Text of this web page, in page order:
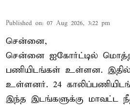
Published on: 07 Aug 2026, 3:22 pm
சென்னை,
சென்னை ஐகோர்ட்டில்
பணியிடங்கள் உள்ளன. இதில்
உள்ளனர். 24
இந்த இடங்களுக்கு மாவட்ட